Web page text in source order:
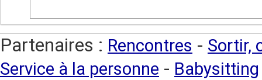
Partenaires : Rencontres - Sortir,
Service à la personne - Babysitting